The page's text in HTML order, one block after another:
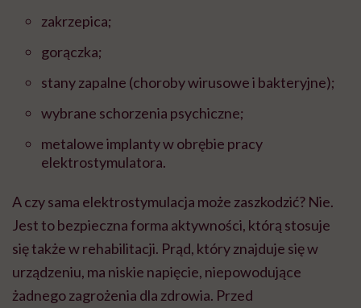
zakrzepica;
gorączka;
stany zapalne (choroby wirusowe i bakteryjne);
wybrane schorzenia psychiczne;
metalowe implanty w obrębie pracy
elektrostymulatora.
A czy sama elektrostymulacja może zaszkodzić? Nie.
Jest to bezpieczna forma aktywności, którą stosuje
się także w rehabilitacji. Prąd, który znajduje się w
urządzeniu, ma niskie napięcie, niepowodujące
żadnego zagrożenia dla zdrowia. Przed